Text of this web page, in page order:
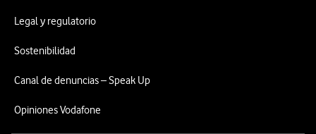
Legal y regulatorio
Sostenibilidad
Canal de denuncias – Speak Up
Opiniones Vodafone